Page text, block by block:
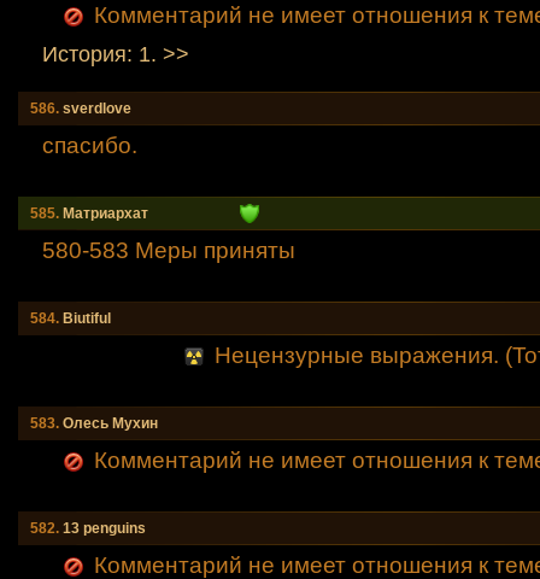
Комментарий не имеет отношения к
История: 1. >>
586. sverdlove
спасибо.
585. Mатриархат
580-583 Меры приняты
584. Вiutiful
Нецензурные выражения.
583. Олесь Мухин
Комментарий не имеет отношения к
582. 13 penguins
Комментарий не имеет отношения к